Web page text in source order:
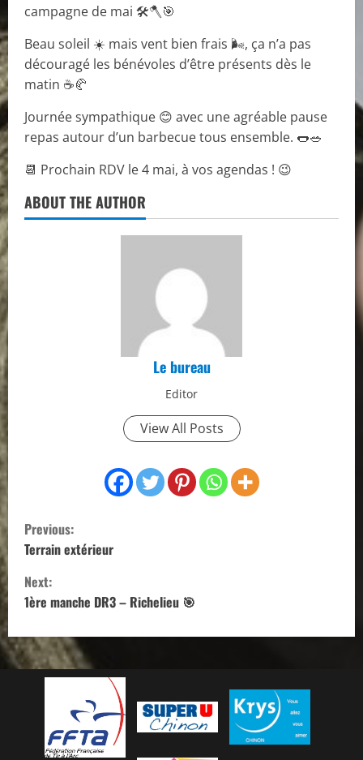
campagne de mai 🛠️🪓🎯
Beau soleil ☀️ mais vent bien frais 🌬️, ça n’a pas
découragé les bénévoles d’être présents dès le
matin ☕🥐
Journée sympathique 😊 avec une agréable pause
repas autour d’un barbecue tous ensemble. 🌭🥗
📆 Prochain RDV le 4 mai, à vos agendas ! 😉
ABOUT THE AUTHOR
Le bureau
Editor
View All Posts
C
o
n
i
Previous:
Terrain extérieur
Next:
1ère manche DR3 – Richelieu 🎯